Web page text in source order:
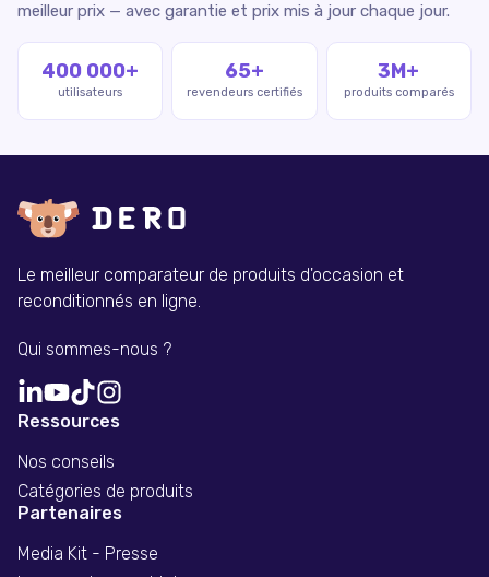
meilleur prix — avec garantie et prix mis à jour chaque jour.
400 000+
utilisateurs
65+
revendeurs certifiés
3M+
produits comparés
Le meilleur comparateur de produits d'occasion et
reconditionnés en ligne.
Qui sommes-nous ?
Ressources
Nos conseils
Catégories de produits
Partenaires
Media Kit - Presse